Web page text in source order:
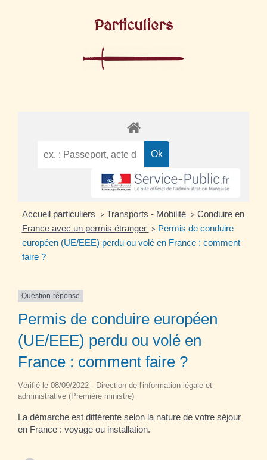
Particuliers
Accueil particuliers > Transports - Mobilité > Conduire en
France avec un permis étranger > Permis de conduire
européen (UE/EEE) perdu ou volé en France : comment
faire ?
Question-réponse
Permis de conduire européen
(UE/EEE) perdu ou volé en
France : comment faire ?
Vérifié le 08/09/2022 - Direction de l'information légale et
administrative (Première ministre)
La démarche est différente selon la nature de votre séjour
en France : voyage ou installation.